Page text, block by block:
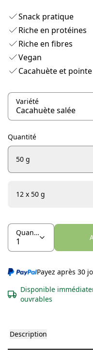
Snack pratique
Riche en protéines
Riche en fibres
Vegan
Cacahuète et
Variété
Quantité
50 g
12 x 50 g
Quantité
Payez après 30
Disponible
ouvrables
Description